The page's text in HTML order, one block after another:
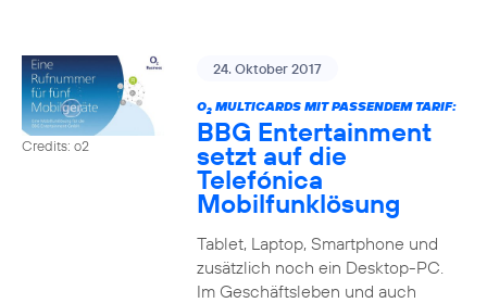
Credits: o2
24. Oktober 2017
O2MULTICARDS MIT PASSENDEM TARIF:
BBG Entertainment
setzt auf die
Telefónica
Mobilfunklösung
Tablet, Laptop, Smartphone und
zusätzlich noch ein Desktop-PC.
Im Geschäftsleben und auch